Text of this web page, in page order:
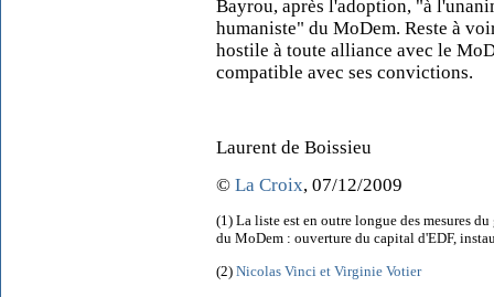
Bayrou, après l'adoption, "à
humaniste" du MoDem. Reste à
hostile à toute alliance avec le
compatible avec ses convictions.
Laurent de Boissieu
© La Croix, 07/12/2009
(1) La liste est en outre longue des mesures
du MoDem : ouverture du capital d'EDF,
(2) Nicolas Vinci et Virginie Votier